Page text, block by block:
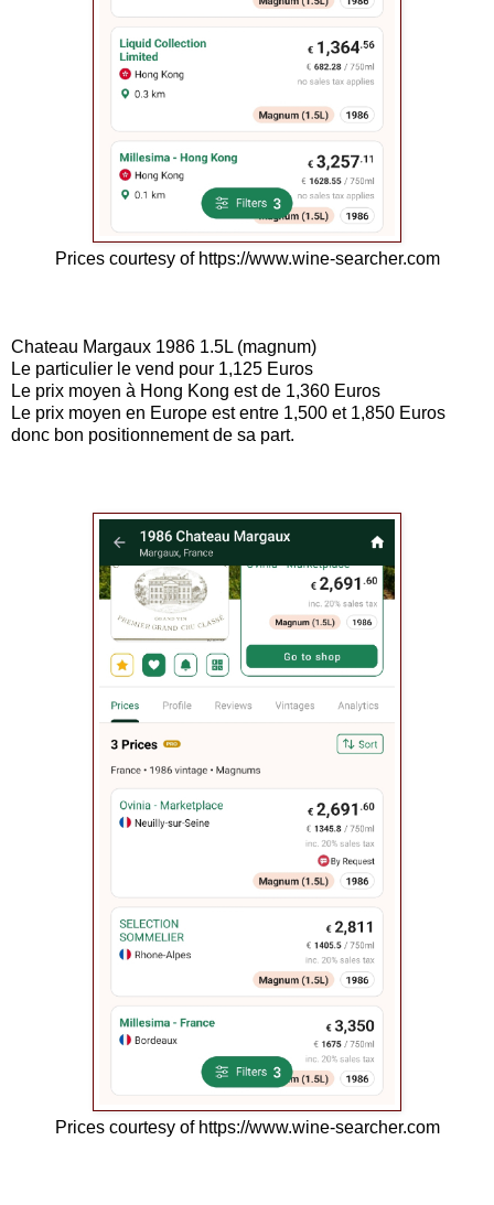
Prices courtesy of https://www.wine-searcher.com
Chateau Margaux 1986 1.5L (magnum)
Le particulier le vend pour 1,125 Euros
Le prix moyen à Hong Kong est de 1,360 Euros
Le prix moyen en Europe est entre 1,500 et 1,850 Euros
donc bon positionnement de sa part.
Prices courtesy of https://www.wine-searcher.com